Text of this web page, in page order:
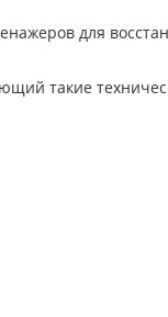
для
такие